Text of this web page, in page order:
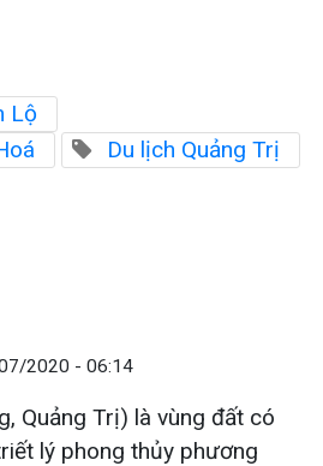
Lộ
Du lịch Quảng Trị
2020 - 06:14
Quảng Trị) là vùng đất có
lý phong thủy phương